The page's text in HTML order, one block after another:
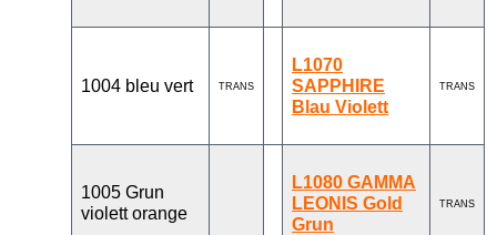
1004 bleu vert TRANS
L1070
SAPPHIRE
Blau Violett
TRANS
1005 Grun
violett orange
L1080 GAMMA
LEONIS Gold
Grun
TRANS